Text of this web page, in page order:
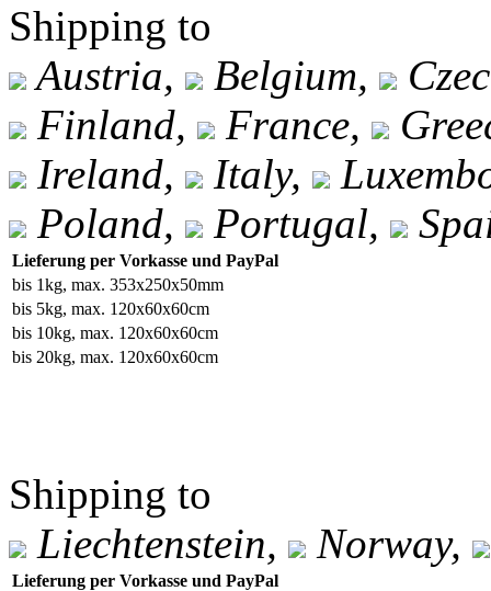
Shipping to
Austria,
Belgium,
Finland,
France,
Ireland,
Italy,
Poland,
Portugal,
Lieferung per Vorkasse und PayPal
bis 1kg, max. 353x250x50mm
bis 5kg, max. 120x60x60cm
bis 10kg, max. 120x60x60cm
bis 20kg, max. 120x60x60cm
Shipping to
Liechtenstein,
Norway,
Lieferung per Vorkasse und PayPal